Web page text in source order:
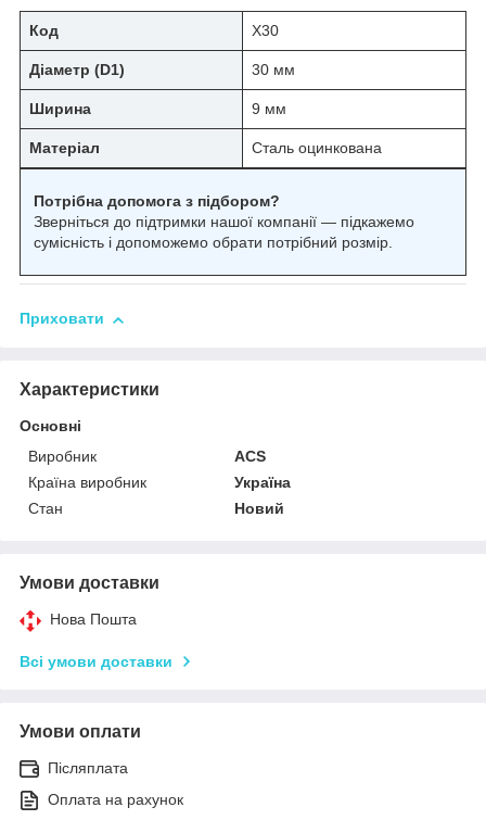
Код Х30
Діаметр (D1) 30 мм
Ширина 9 мм
Матеріал Сталь оцинкована
Потрібна допомога з підбором?
Зверніться до підтримки нашої компанії — підкажемо
сумісність і допоможемо обрати потрібний розмір.
Приховати
Характеристики
Основні
Виробник
ACS
Країна виробник
Україна
Стан
Новий
Умови доставки
Нова Пошта
Всі умови доставки
Умови оплати
Післяплата
Оплата на рахунок